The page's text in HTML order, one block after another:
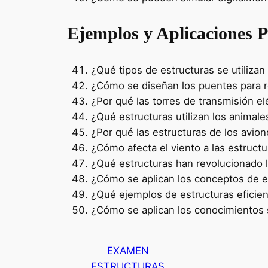
Ejemplos y Aplicaciones
¿Qué tipos de estructuras se
¿Cómo se diseñan los puentes para
¿Por qué las torres de transmisión
¿Qué estructuras utilizan los
¿Por qué las estructuras de los
¿Cómo afecta el viento a las
¿Qué estructuras han
¿Cómo se aplican los conceptos de
¿Qué ejemplos de estructuras
¿Cómo se aplican los
EXAMEN